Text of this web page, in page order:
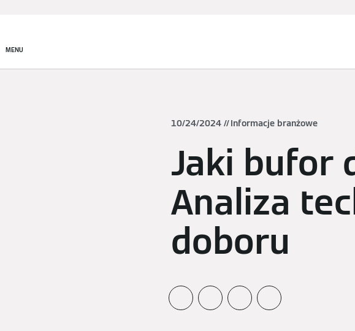
MENU
10/24/2024 Informacje branżowe
Jaki bufor
Analiza
doboru